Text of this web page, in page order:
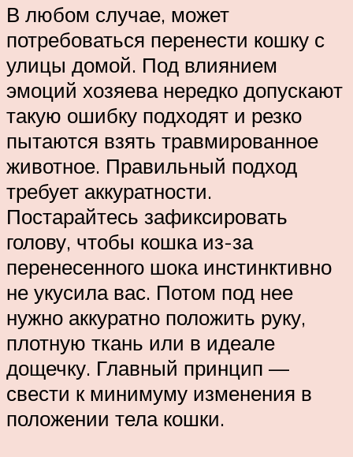
В любом случае, может
потребоваться перенести кошку с
улицы домой. Под влиянием
эмоций хозяева нередко допускают
такую ошибку подходят и резко
пытаются взять травмированное
животное. Правильный подход
требует аккуратности.
Постарайтесь зафиксировать
голову, чтобы кошка из-за
перенесенного шока инстинктивно
не укусила вас. Потом под нее
нужно аккуратно положить руку,
плотную ткань или в идеале
дощечку. Главный принцип —
свести к минимуму изменения в
положении тела кошки.